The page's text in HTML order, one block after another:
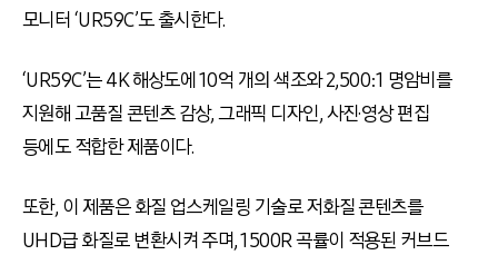
모니터 ‘UR59C’도 출시한다.
‘UR59C’는 4K 해상도에 10억 개의 색조와 2,500:1 명암비를
지원해 고품질 콘텐츠 감상, 그래픽 디자인, 사진·영상 편집
등에도 적합한 제품이다.
또한, 이 제품은 화질 업스케일링 기술로 저화질 콘텐츠를
UHD급 화질로 변환시켜 주며, 1500R 곡률이 적용된 커브드